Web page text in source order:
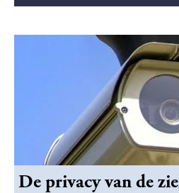
De privacy van de